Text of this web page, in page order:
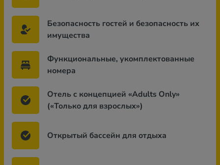
Безопасность гостей и безопасность их
имущества
Функциональные, укомплектованные
номера
Отель с концепцией «Adults Only»
(«Только для взрослых»)
Открытый бассейн для отдыха